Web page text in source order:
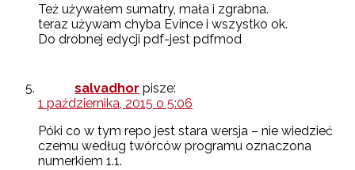
Też używałem sumatry, mała i zgrabna.
teraz używam chyba Evince i wszystko ok.
Do drobnej edycji pdf-jest pdfmod
salvadhor pisze:
1 października, 2015 o 5:06
Póki co w tym repo jest stara wersja – nie wiedzieć
czemu według twórców programu oznaczona
numerkiem 1.1.